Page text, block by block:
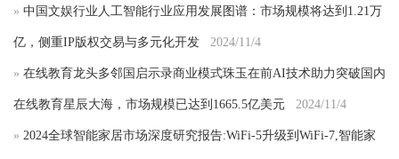
» 中国文娱行业人工智能行业应用发展图谱：市场规模将达到1.21万
亿，侧重IP版权交易与多元化开发 2024/11/4
» 在线教育龙头多邻国启示录商业模式珠玉在前AI技术助力突破国内
在线教育星辰大海，市场规模已达到1665.5亿美元 2024/11/4
» 2024全球智能家居市场深度研究报告:WiFi-5升级到WiFi-7,智能家